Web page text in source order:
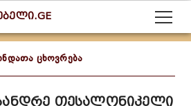
ცხოვრება
თესალონიკელი